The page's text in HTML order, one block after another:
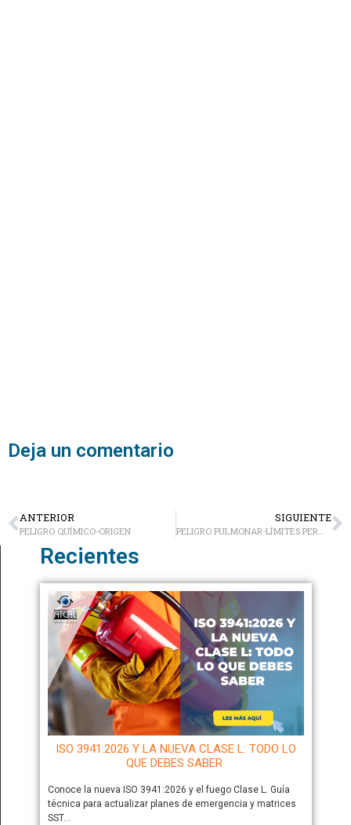
Deja un comentario
ANTERIOR
PELIGRO QUÍMICO-ORIGEN
SIGUIENTE
PELIGRO PULMONAR-LÍMITES PERMISIBLES
Recientes
ISO 3941:2026 Y LA NUEVA CLASE L: TODO LO
QUE DEBES SABER
Conoce la nueva ISO 3941:2026 y el fuego Clase L. Guía
técnica para actualizar planes de emergencia y matrices
SST…